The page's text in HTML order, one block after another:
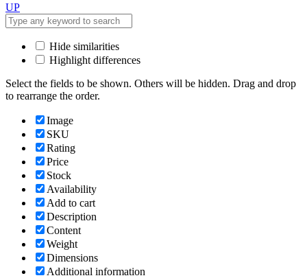
UP
Hide similarities
Highlight differences
Select the fields to be shown. Others will be hidden. Drag and drop
to rearrange the order.
Image
SKU
Rating
Price
Stock
Availability
Add to cart
Description
Content
Weight
Dimensions
Additional information